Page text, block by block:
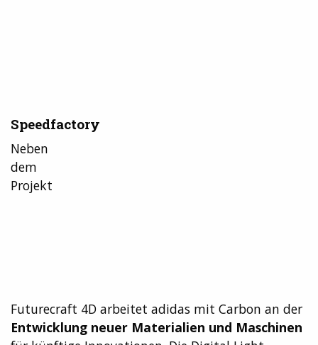
Speedfactory
Neben
dem
Projekt
Futurecraft 4D arbeitet adidas mit Carbon an der
Entwicklung neuer Materialien und Maschinen